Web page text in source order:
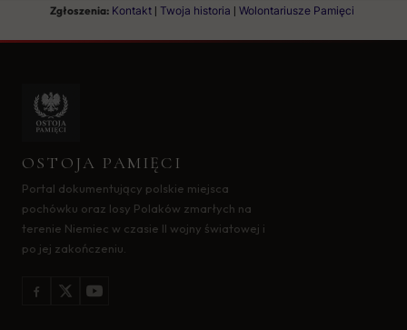
Zgłoszenia: Kontakt | Twoja historia | Wolontariusze Pamięci
OSTOJA PAMIĘCI
Portal dokumentujący polskie miejsca
pochówku oraz losy Polaków zmarłych na
terenie Niemiec w czasie II wojny światowej i
po jej zakończeniu.